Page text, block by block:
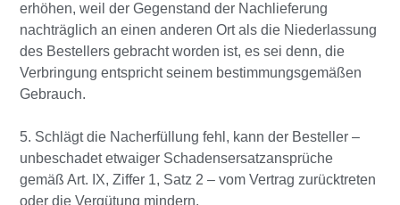
erhöhen, weil der Gegenstand der Nachlieferung
nachträglich an einen anderen Ort als die Niederlassung
des Bestellers gebracht worden ist, es sei denn, die
Verbringung entspricht seinem bestimmungsgemäßen
Gebrauch.
5. Schlägt die Nacherfüllung fehl, kann der Besteller –
unbeschadet etwaiger Schadensersatzansprüche
gemäß Art. IX, Ziffer 1, Satz 2 – vom Vertrag zurücktreten
oder die Vergütung mindern.